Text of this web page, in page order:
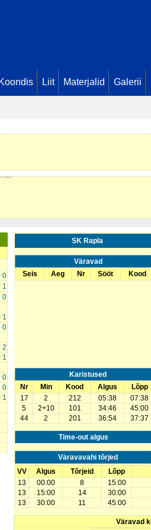
Koondis Liit Materjalid Galerii
0
1
0
1
0
2
1
0
0
1
SK Rapla
Väravad
Seis
Aeg Nr Sööt Kood
Karistused
Nr
Min Kood Algus
Lõpp
17
2 212 05:38
07:38
5
2+10 101 34:46
45:00
44
2 201 36:54 37:37
Time-out algus
Väravavahi tõrjed
VV
Algus Tõrjeid
Lõpp
13
00:00 8
15:00
13
15:00 14
30:00
13
30:00 11 45:00
Väravad